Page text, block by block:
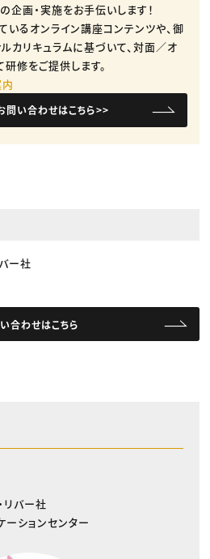
企画・実施をお手伝いします！
いるオンライン講座コンテンツや、御
カリキュラムに基づいて、対面／オ
修をご提供します。
問い合わせはこちら>>
ー社
合わせはこちら
リバー社
ーションセンター